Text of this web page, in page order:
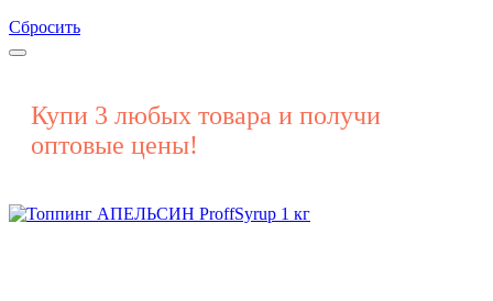
Сбросить
Купи 3 любых товара и получи
оптовые цены!